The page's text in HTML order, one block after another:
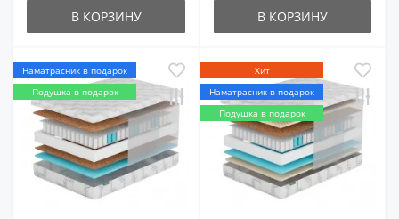
В КОРЗИНУ В КОРЗИНУ
Наматрасник в подарок
Подушка в подарок
Хит
Наматрасник в подарок
Подушка в подарок